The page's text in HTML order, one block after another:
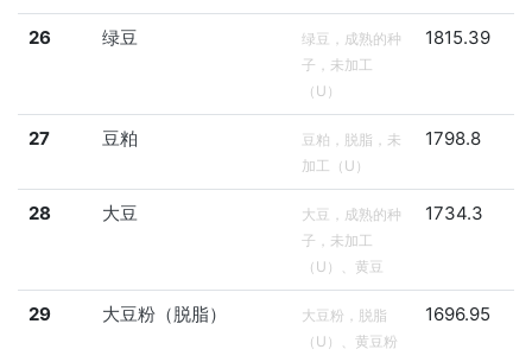
26 绿豆
绿豆，成熟的种
子，未加工
（U）
1815.39
27 豆粕
豆粕，脱脂，未
加工（U）
1798.8
28 大豆
大豆，成熟的种
子，未加工
（U）、黄豆
1734.3
29 大豆粉（脱脂）
大豆粉，脱脂
（U）、黄豆粉
1696.95